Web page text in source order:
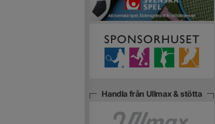
Handla från Ullmax & stötta